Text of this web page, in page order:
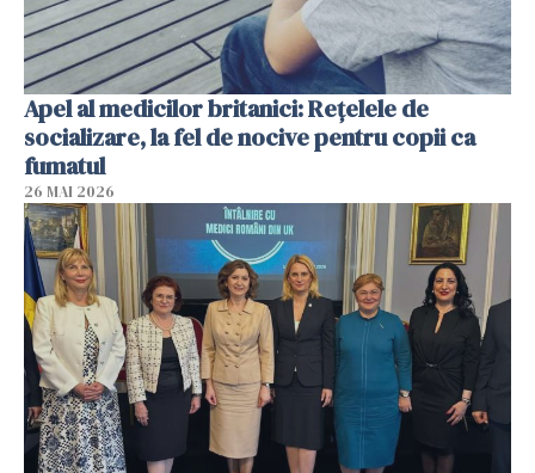
Apel al medicilor britanici: Reţelele de
socializare, la fel de nocive pentru copii ca
fumatul
26 MAI 2026